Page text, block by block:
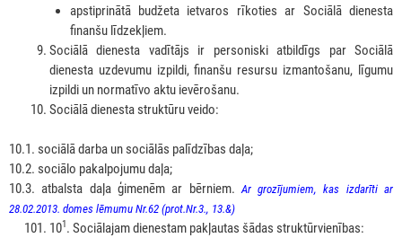
apstiprinātā budžeta ietvaros rīkoties ar Sociālā dienesta
finanšu līdzekļiem.
Sociālā dienesta vadītājs ir personiski atbildīgs par Sociālā
dienesta uzdevumu izpildi, finanšu resursu izmantošanu, līgumu
izpildi un normatīvo aktu ievērošanu.
Sociālā dienesta struktūru veido:
10.1. sociālā darba un sociālās palīdzības daļa;
10.2. sociālo pakalpojumu daļa;
10.3. atbalsta daļa ģimenēm ar bērniem.Ar grozījumiem, kas izdarīti ar
28.02.2013. domes lēmumu Nr.62 (prot.Nr.3., 13.&)
101 . Sociālajam dienestam pakļautas šādas struktūrvienības: